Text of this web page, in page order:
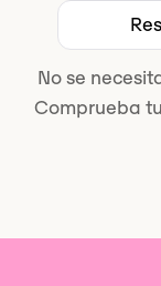
No se
Comprueba